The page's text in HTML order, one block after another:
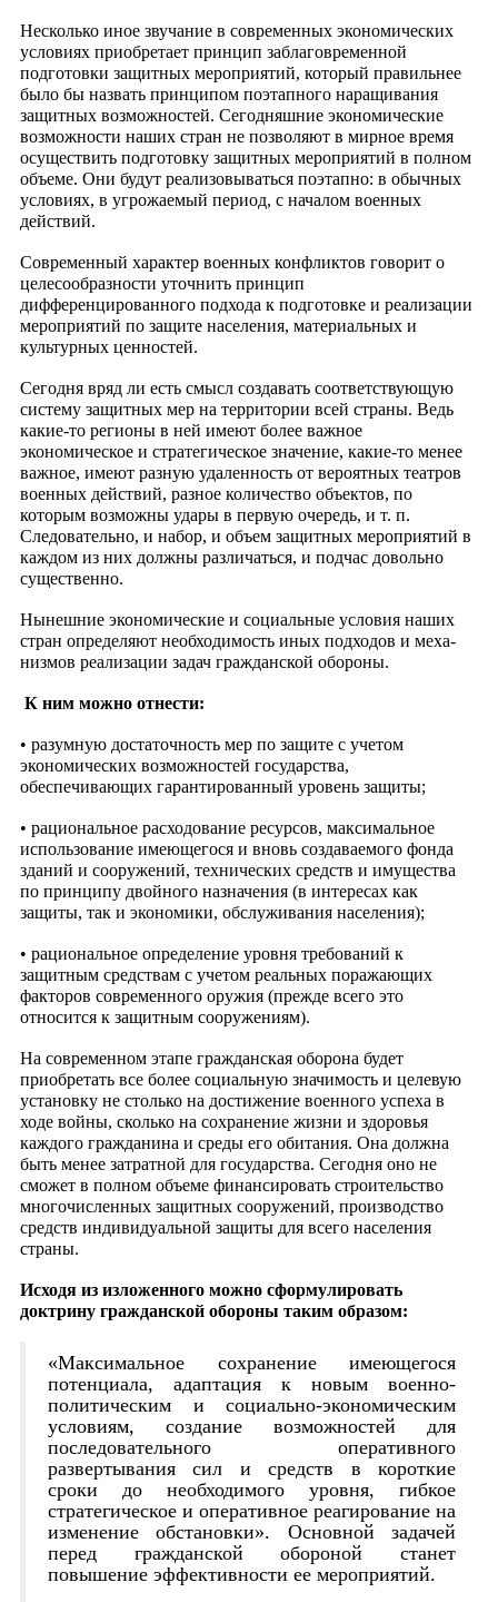
Несколько иное звучание в современных экономических
условиях приобретает принцип заблаговременной
подготовки защитных мероприятий, который правильнее
было бы назвать принципом поэтапного наращивания
защитных возможностей. Сегодняшние экономические
возможности наших стран не позволяют в мирное время
осуществить подготовку защитных мероприятий в полном
объеме. Они будут реализовываться поэтапно: в обычных
условиях, в угрожаемый период, с началом военных
действий.
Современный характер военных конфликтов говорит о
целесообразности уточнить принцип
дифференцированного подхода к подготовке и реализации
мероприятий по защите населения, материальных и
культурных ценностей.
Сегодня вряд ли есть смысл создавать соответствующую
систему защитных мер на территории всей страны. Ведь
какие-то регионы в ней имеют более важное
экономическое и стратегическое значение, какие-то менее
важное, имеют разную удаленность от вероятных театров
военных действий, разное количество объектов, по
которым возможны удары в первую очередь, и т. п.
Следовательно, и набор, и объем защитных мероприятий в
каждом из них должны различаться, и подчас довольно
существенно.
Нынешние экономические и социальные условия наших
стран определяют необходимость иных подходов и меха-
низмов реализации задач гражданской обороны.
К ним можно отнести:
• разумную достаточность мер по защите с учетом
экономических возможностей государства,
обеспечивающих гарантированный уровень защиты;
• рациональное расходование ресурсов, максимальное
использование имеющегося и вновь создаваемого фонда
зданий и сооружений, технических средств и имущества
по принципу двойного назначения (в интересах как
защиты, так и экономики, обслуживания населения);
• рациональное определение уровня требований к
защитным средствам с учетом реальных поражающих
факторов современного оружия (прежде всего это
относится к защитным сооружениям).
На современном этапе гражданская оборона будет
приобретать все более социальную значимость и целевую
установку не столько на достижение военного успеха в
ходе войны, сколько на сохранение жизни и здоровья
каждого гражданина и среды его обитания. Она должна
быть менее затратной для государства. Сегодня оно не
сможет в полном объеме финансировать строительство
многочисленных защитных сооружений, производство
средств индивидуальной защиты для всего населения
страны.
Исходя из изложенного можно сформулировать
доктрину гражданской обороны таким образом:
«Максимальное сохранение имеющегося
потенциала, адаптация к новым военно-
политическим и социально-экономическим
условиям, создание возможностей для
последовательного оперативного
развертывания сил и средств в короткие
сроки до необходимого уровня, гибкое
стратегическое и оперативное реагирование на
изменение обстановки». Основной задачей
перед гражданской обороной станет
повышение эффективности ее мероприятий.